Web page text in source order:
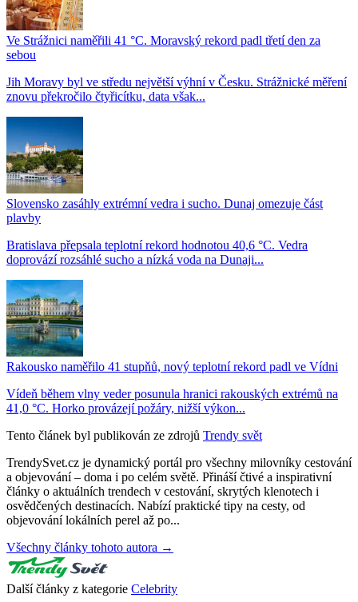
Ve Strážnici naměřili 41 °C. Moravský rekord padl třetí den za
sebou
Jih Moravy byl ve středu největší výhní v Česku. Strážnické měření
znovu překročilo čtyřicítku, data však...
Slovensko zasáhly extrémní vedra i sucho. Dunaj omezuje část
plavby
Bratislava přepsala teplotní rekord hodnotou 40,6 °C. Vedra
doprovází rozsáhlé sucho a nízká voda na Dunaji...
Rakousko naměřilo 41 stupňů, nový teplotní rekord padl ve Vídni
Vídeň během vlny veder posunula hranici rakouských extrémů na
41,0 °C. Horko provázejí požáry, nižší výkon...
Tento článek byl publikován ze zdrojů Trendy svět
TrendySvet.cz je dynamický portál pro všechny milovníky cestování
a objevování – doma i po celém světě. Přináší čtivé a inspirativní
články o aktuálních trendech v cestování, skrytých klenotech i
osvědčených destinacích. Nabízí praktické tipy na cesty, od
objevování lokálních perel až po...
Všechny články tohoto autora →
Další články z kategorie Celebrity